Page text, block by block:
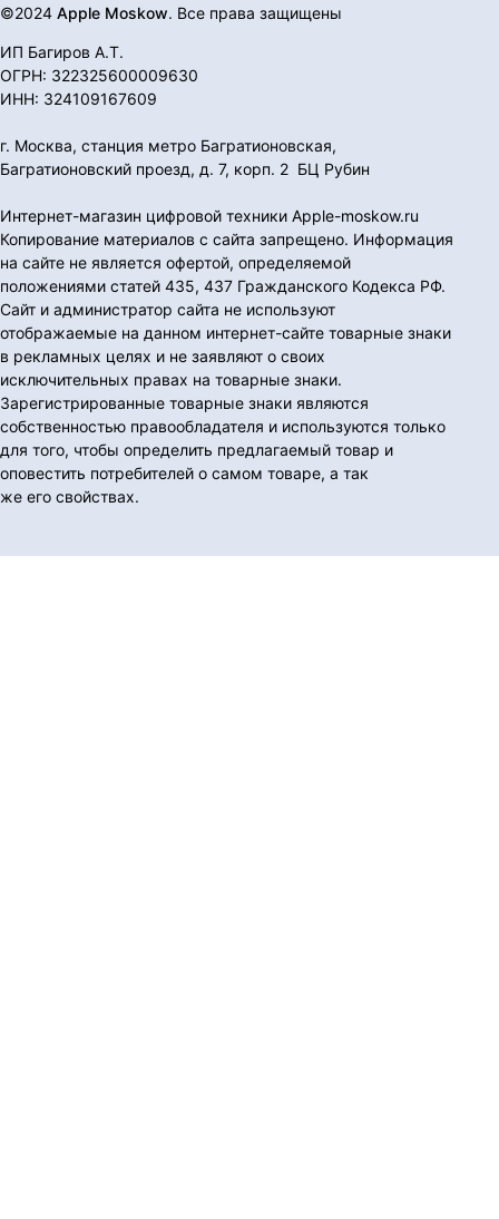
©2024 Apple Moskow. Все права защищены
ИП Багиров А.Т.
ОГРН: 322325600009630
ИНН: 324109167609
г. Москва, станция метро Багратионовская,
Багратионовский проезд, д. 7, корп. 2 БЦ Рубин
Интернет-магазин цифровой техники Apple-moskow.ru
Копирование материалов с сайта запрещено. Информация
на сайте не является офертой, определяемой
положениями статей 435, 437 Гражданского Кодекса РФ.
Сайт и администратор сайта не используют
отображаемые на данном интернет-сайте товарные знаки
в рекламных целях и не заявляют о своих
исключительных правах на товарные знаки.
Зарегистрированные товарные знаки являются
собственностью правообладателя и используются только
для того, чтобы определить предлагаемый товар и
оповестить потребителей о самом товаре, а так
же его свойствах.